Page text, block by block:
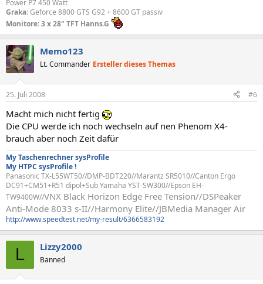
Power P7 450 Watt
Graka: Geforce 8800 GTS G92 + 8600 GT passiv
Monitore: 3 x 28" TFT Hanns.G
Memo123
Lt. Commander Ersteller dieses Themas
25. Juli 2008 #6
Macht mich nicht fertig
Die CPU werde ich noch wechseln auf nen Phenom X4-
brauch aber noch Zeit dafür
My Taschenrechner sysProfile
My HTPC sysProfile !
Panasonic TX-L55WT50//DMP-BDT220//Marantz SR5010//Canton Ergo
DC91+CM51+R51 dipol+Sub Yamaha YST-SW300//Epson EH-
TW9400W//VNX Black Horizon Edge Free Tension//DSPeaker
Anti-Mode 8033 s-II//Harmony Elite//JBMedia Manager Air
http://www.speedtest.net/my-result/6366583192
L Lizzy2000
Banned